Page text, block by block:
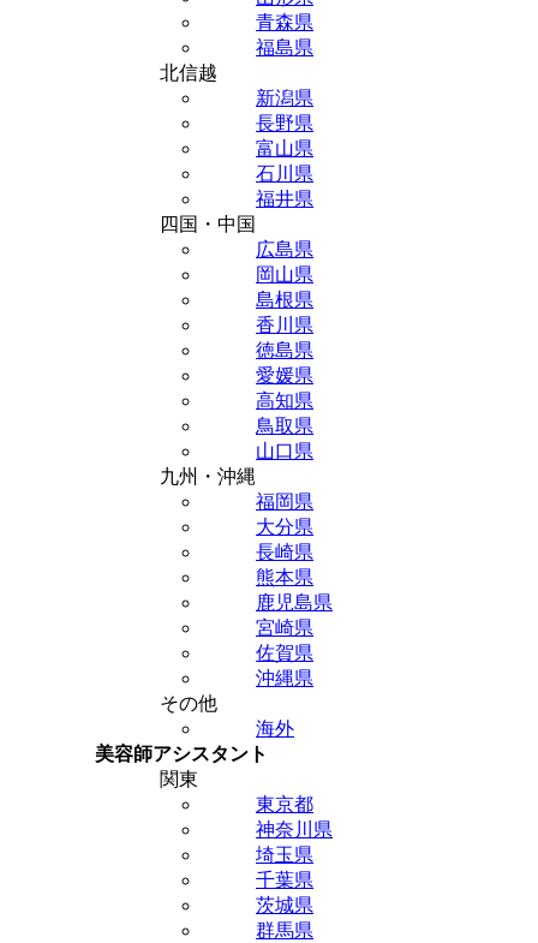
青森県
福島県
北信越
新潟県
長野県
富山県
石川県
福井県
四国・中国
広島県
岡山県
島根県
香川県
徳島県
愛媛県
高知県
鳥取県
山口県
九州・沖縄
福岡県
大分県
長崎県
熊本県
鹿児島県
宮崎県
佐賀県
沖縄県
その他
海外
美容師アシスタント
関東
東京都
神奈川県
埼玉県
千葉県
茨城県
群馬県